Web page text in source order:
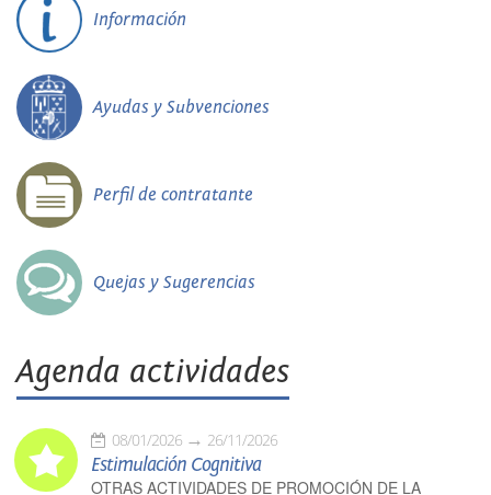
Información
Ayudas y Subvenciones
Perfil de contratante
Quejas y Sugerencias
Agenda actividades
08/01/2026 26/11/2026
Estimulación Cognitiva
OTRAS ACTIVIDADES DE PROMOCIÓN DE LA